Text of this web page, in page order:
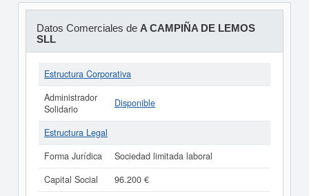
Datos Comerciales de A CAMPIÑA DE LEMOS
SLL
Estructura Corporativa
Administrador
Solidario
Disponible
Estructura Legal
Forma Jurídica
Sociedad limitada laboral
Capital Social
96.200 €